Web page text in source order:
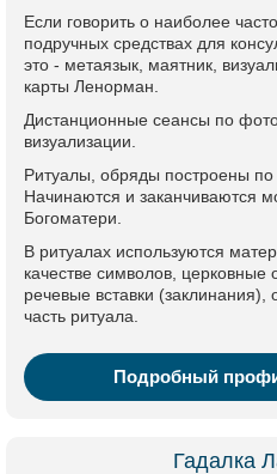
Если говорить о наиболее
подручных средствах для
это - метаязык, маятник,
карты Ленорман.
Дистанционные сеансы по
визуализации.
Ритуалы, обряды построены по
Начинаются и заканчиваются
Богоматери.
В ритуалах используются
качестве символов, церковные
речевые вставки (заклинания),
часть ритуала.
Подробный
Гадалка